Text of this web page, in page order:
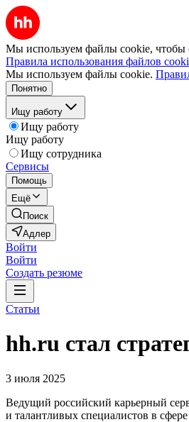
Мы используем файлы cookie, чтобы
Правила использования файлов
Мы используем файлы cookie.
Понятно
Ищу работу
Ищу работу
Ищу работу
Ищу сотрудника
Сервисы
Помощь
Ещё
Поиск
Адлер
Войти
Войти
Создать резюме
Статьи
hh.ru стал
3 июля 2025
Ведущий российский карьерный
и талантливых специалистов в